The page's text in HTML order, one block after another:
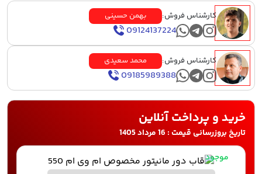
کارشناس فروش: بهمن حسینی
09124137224
کارشناس فروش: محمد سعیدی
09185989388
خرید و پرداخت آنلاین
تاریخ بروزرسانی قیمت : 16 مرداد 1405
موجود